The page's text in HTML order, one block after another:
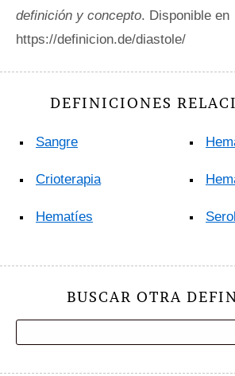
definición y concepto. Disponible en
https://definicion.de/diastole/
DEFINICIONES
Sangre
Crioterapia
Hematíes
BUSCAR OTRA